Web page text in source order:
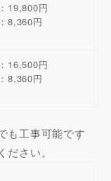
19,800円
8,360円
16,500円
8,360円
も工事可能です
さい。